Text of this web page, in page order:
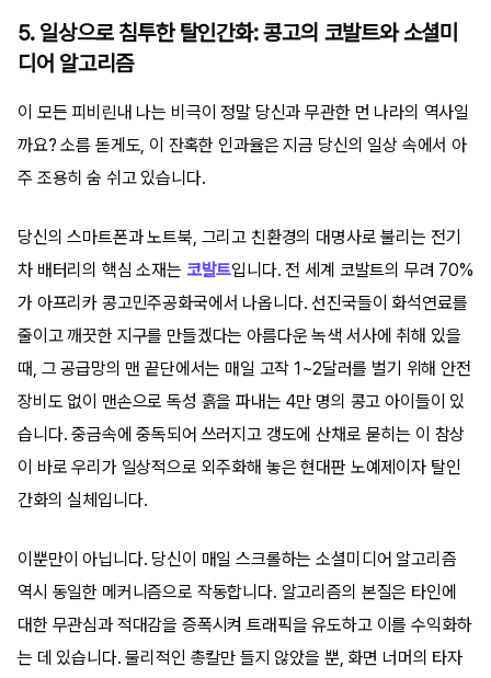
5. 일상으로 침투한 탈인간화: 콩고의 코발트와 소셜미
디어 알고리즘
이 모든 피비린내 나는 비극이 정말 당신과 무관한 먼 나라의 역사일
까요? 소름 돋게도, 이 잔혹한 인과율은 지금 당신의 일상 속에서 아
주 조용히 숨 쉬고 있습니다.
당신의 스마트폰과 노트북, 그리고 친환경의 대명사로 불리는 전기
차 배터리의 핵심 소재는 코발트입니다. 전 세계 코발트의 무려 70%
가 아프리카 콩고민주공화국에서 나옵니다. 선진국들이 화석연료를
줄이고 깨끗한 지구를 만들겠다는 아름다운 녹색 서사에 취해 있을
때, 그 공급망의 맨 끝단에서는 매일 고작 1~2달러를 벌기 위해 안전
장비도 없이 맨손으로 독성 흙을 파내는 4만 명의 콩고 아이들이 있
습니다. 중금속에 중독되어 쓰러지고 갱도에 산채로 묻히는 이 참상
이 바로 우리가 일상적으로 외주화해 놓은 현대판 노예제이자 탈인
간화의 실체입니다.
이뿐만이 아닙니다. 당신이 매일 스크롤하는 소셜미디어 알고리즘
역시 동일한 메커니즘으로 작동합니다. 알고리즘의 본질은 타인에
대한 무관심과 적대감을 증폭시켜 트래픽을 유도하고 이를 수익화하
는 데 있습니다. 물리적인 총칼만 들지 않았을 뿐, 화면 너머의 타자